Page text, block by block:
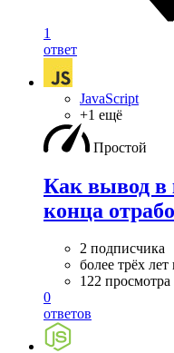
1
ответ
JavaScript
+1 ещё
Простой
Как вывод в
конца
2 подписчика
более трёх лет
122 просмотра
0
ответов